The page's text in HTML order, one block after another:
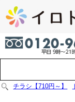
チラシ【710円～】